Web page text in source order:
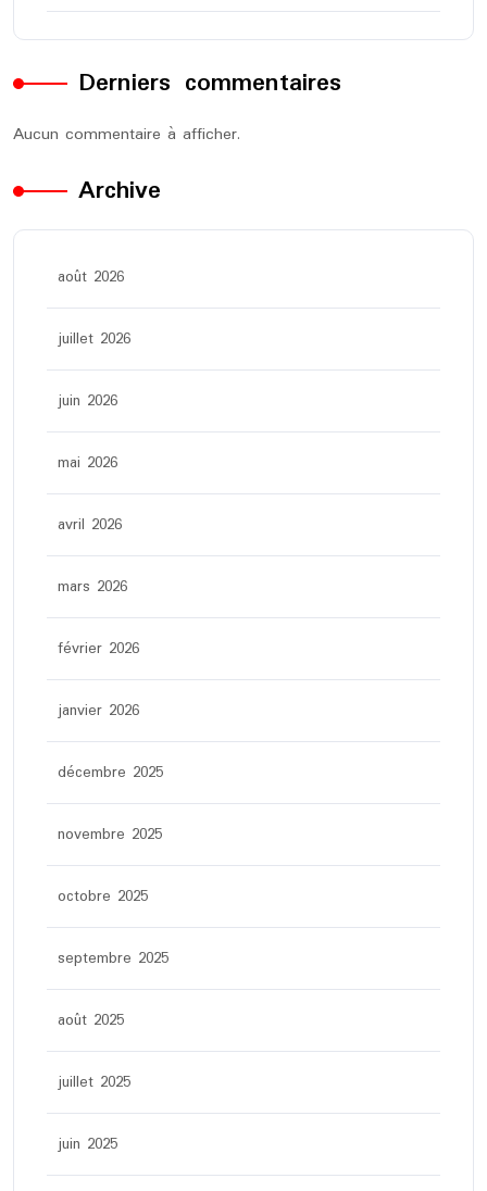
Derniers commentaires
Aucun commentaire à afficher.
Archive
août 2026
juillet 2026
juin 2026
mai 2026
avril 2026
mars 2026
février 2026
janvier 2026
décembre 2025
novembre 2025
octobre 2025
septembre 2025
août 2025
juillet 2025
juin 2025